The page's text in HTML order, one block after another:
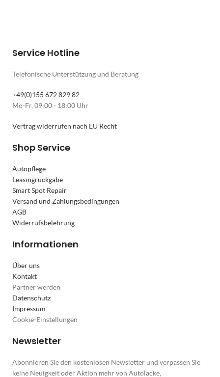
Service Hotline
Telefonische Unterstützung und Beratung
+49(0)155 672 829 82
Mo-Fr, 09:00 - 18:00 Uhr
Vertrag widerrufen nach EU Recht
Shop Service
Autopflege
Leasingrückgabe
Smart Spot Repair
Versand und Zahlungsbedingungen
AGB
Widerrufsbelehrung
Informationen
Über uns
Kontakt
Partner werden
Datenschutz
Impressum
Cookie-Einstellungen
Newsletter
Abonnieren Sie den kostenlosen Newsletter und verpassen Sie
keine Neuigkeit oder Aktion mehr von Autolacke,